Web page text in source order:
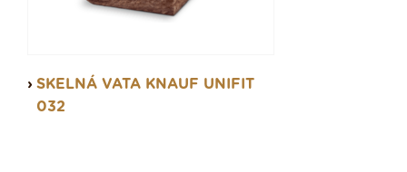
SKELNÁ VATA KNAUF UNIFIT
032